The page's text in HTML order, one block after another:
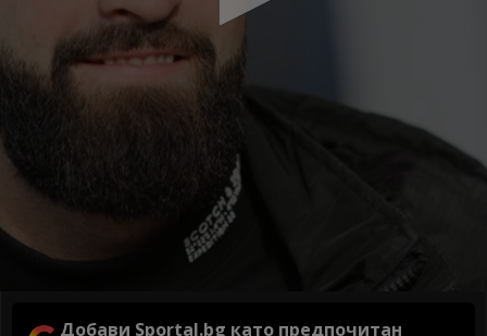
Добави Sportal.bg като предпочитан